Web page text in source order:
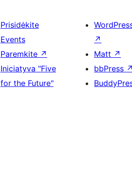
Prisidėkite
Events
Paremkite ↗
Iniciatyva "Five
for the Future"
↗
Matt ↗
bbPress ↗